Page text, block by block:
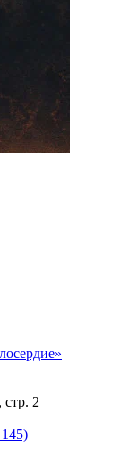
стр. 2